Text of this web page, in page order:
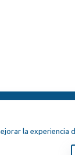
la experiencia